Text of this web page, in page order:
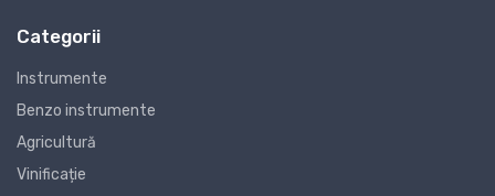
Categorii
Instrumente
Benzo instrumente
Agricultură
Vinificație